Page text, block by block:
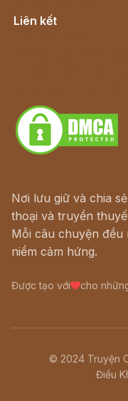
Liên kết
Nơi lưu giữ và chia
thoại và truyền
Mỗi câu chuyện đều
niềm cảm hứng.
Được tạo với cho
© 2024 Truyện
Điều